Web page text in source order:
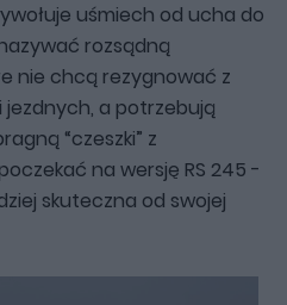
uśmiech od ucha do
rozsądną
nie chcą rezygnować z
jezdnych, a potrzebują
“czeszki” z
na wersję RS 245 -
skuteczna od swojej